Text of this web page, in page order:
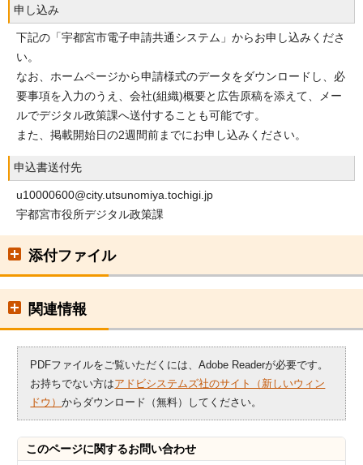
申し込み
下記の「宇都宮市電子申請共通システム」からお申し込みくださ
い。
なお、ホームページから申請様式のデータをダウンロードし、必
要事項を入力のうえ、会社(組織)概要と広告原稿を添えて、メー
ルでデジタル政策課へ送付することも可能です。
また、掲載開始日の2週間前までにお申し込みください。
申込書送付先
u10000600@city.utsunomiya.tochigi.jp
宇都宮市役所デジタル政策課
添付ファイル
関連情報
PDFファイルをご覧いただくには、Adobe Readerが必要です。
お持ちでない方はアドビシステムズ社のサイト（新しいウィン
ドウ）からダウンロード（無料）してください。
このページに関するお問い合わせ